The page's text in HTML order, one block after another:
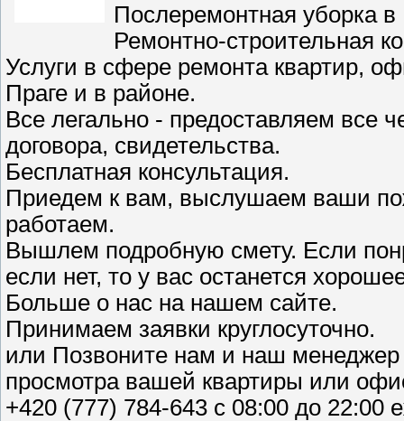
Послеремонтная уборка
Ремонтно-строительная
Услуги в сфере ремонта квартир,
Праге и в районе.
Все легально - предоставляем все
договора, свидетельства.
Бесплатная консультация.
Приедем к вам, выслушаем ваши
работаем.
Вышлем подробную смету. Если
если нет, то у вас останется
Больше о нас на нашем сайте.
Принимаем заявки круглосуточно.
или Позвоните нам и наш
просмотра вашей квартиры или
+420 ‎(777) 784-643 с 08:00 до 22:00